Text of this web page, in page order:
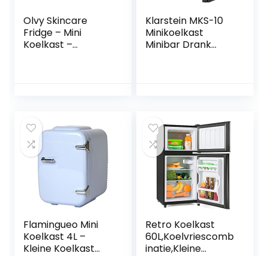
Olvy Skincare
Fridge – Mini
Koelkast –
Liter
Klarstein MKS-10
Minikoelkast
Minibar Drank
Flamingueo Mini
Koelkast 4L –
Kleine Koelkast
Retro Koelkast
60L,Koelvriescomb
inatie,Kleine